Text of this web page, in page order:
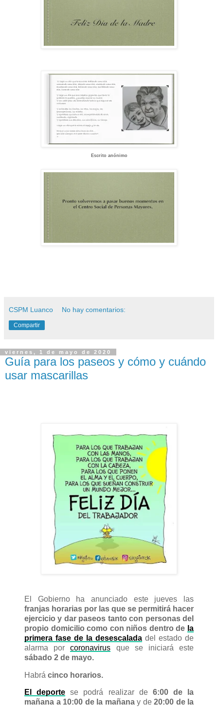
Escrito anónimo
CSPM Luanco No hay comentarios:
Compartir
viernes, 1 de mayo de 2020
Guía para los paseos y cómo y cuándo
usar mascarillas
El Gobierno ha anunciado este jueves las
franjas horarias por las que se permitirá hacer
ejercicio y dar paseos tanto con personas del
propio domicilio como con niños dentro de la
primera fase de la desescalada del estado de
alarma porcoronavirus que se iniciará este
sábado 2 de mayo.
Habrá cinco horarios.
El deporte se podrá realizar de 6:00 de la
mañana a 10:00 de la mañanay de 20:00 de la